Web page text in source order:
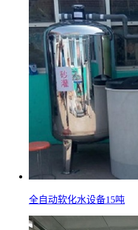
全自动软化水设备15吨